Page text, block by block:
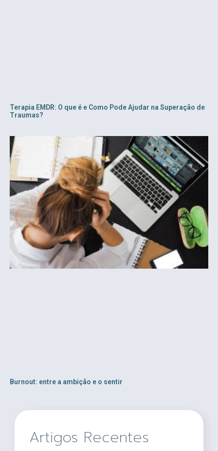
Terapia EMDR: O que é e Como Pode Ajudar na Superação de
Traumas?
Burnout: entre a ambição e o sentir
Artigos Recentes